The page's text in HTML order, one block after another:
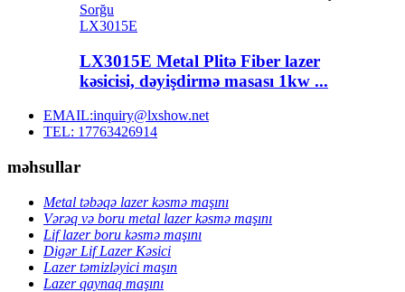
Sorğu
LX3015E
LX3015E Metal Plitə Fiber lazer
kəsicisi, dəyişdirmə masası 1kw ...
EMAIL:inquiry@lxshow.net
TEL: 17763426914
məhsullar
Metal təbəqə lazer kəsmə maşını
Vərəq və boru metal lazer kəsmə maşını
Lif lazer boru kəsmə maşını
Digər Lif Lazer Kəsici
Lazer təmizləyici maşın
Lazer qaynaq maşını